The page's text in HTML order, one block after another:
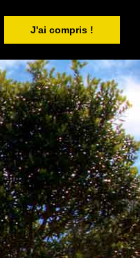
J'ai compris !